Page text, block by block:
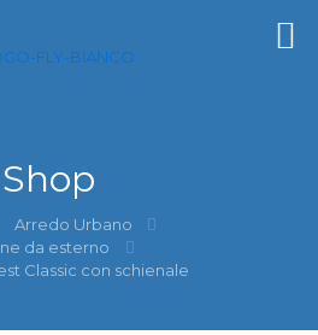
Shop
Arredo Urbano
da esterno
Classic con schienale